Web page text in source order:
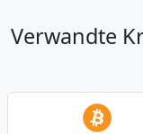
Verwandte